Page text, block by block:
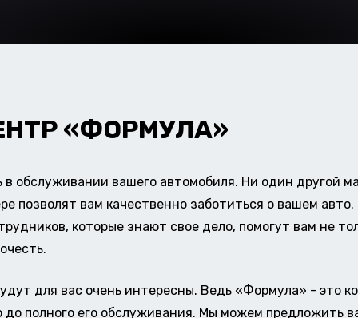
«ФОРМУЛА»
обслуживании вашего автомобиля. Ни один другой
позволят вам качественно заботиться о вашем
которые знают свое дело, помогут вам не
для вас очень интересны. Ведь «Формула» - это
полного его обслуживания. Мы можем предложить